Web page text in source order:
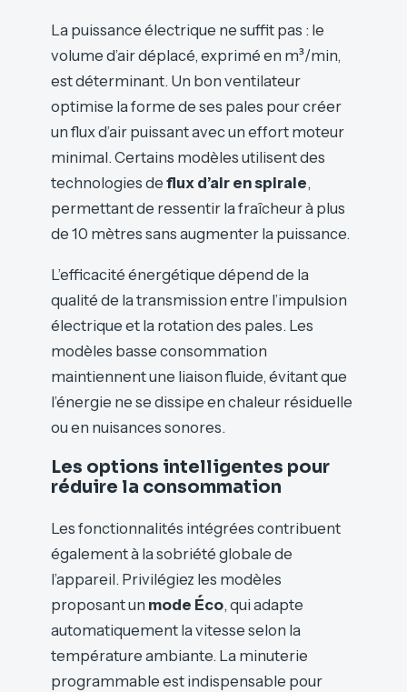
La puissance électrique ne suffit pas : le
volume d’air déplacé, exprimé en m³/min,
est déterminant. Un bon ventilateur
optimise la forme de ses pales pour créer
un flux d’air puissant avec un effort moteur
minimal. Certains modèles utilisent des
technologies de flux d’air en spirale,
permettant de ressentir la fraîcheur à plus
de 10 mètres sans augmenter la puissance.
L’efficacité énergétique dépend de la
qualité de la transmission entre l’impulsion
électrique et la rotation des pales. Les
modèles basse consommation
maintiennent une liaison fluide, évitant que
l’énergie ne se dissipe en chaleur résiduelle
ou en nuisances sonores.
Les options intelligentes pour
réduire la consommation
Les fonctionnalités intégrées contribuent
également à la sobriété globale de
l’appareil. Privilégiez les modèles
proposant un mode Éco, qui adapte
automatiquement la vitesse selon la
température ambiante. La minuterie
programmable est indispensable pour